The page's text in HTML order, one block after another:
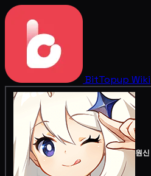
BitTopup Wiki
원신